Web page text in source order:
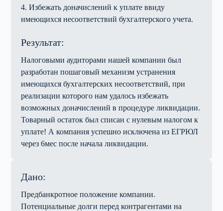
4. Избежать доначислений к уплате ввиду
имеющихся несоответствий бухгалтерского учета.
Результат:
Налоговыми аудиторами нашей компании был
разработан пошаговый механизм устранения
имеющихся бухгалтерских несоответствий, при
реализации которого нам удалось избежать
возможных доначислений в процедуре ликвидации.
Товарный остаток был списан с нулевым налогом к
уплате! А компания успешно исключена из ЕГРЮЛ
через 6мес после начала ликвидации.
Дано:
Предбанкротное положение компании.
Потенциальные долги перед контрагентами на